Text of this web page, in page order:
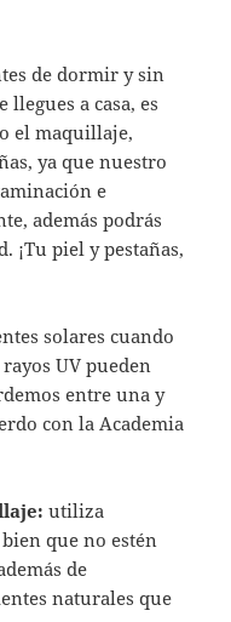
de dormir y sin
a casa, es
el maquillaje,
ya que nuestro
e
además podrás
¡Tu piel y pestañas,
solares cuando
UV pueden
entre una y
con la Academia
utiliza
que no estén
de
naturales que